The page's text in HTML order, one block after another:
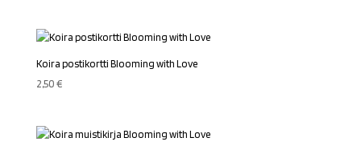
Koira postikortti Blooming with Love
2,50€